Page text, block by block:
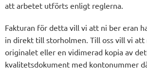
att arbetet utförts enligt reglerna.
Fakturan för detta vill vi att ni ber eran
in direkt till storholmen. Till oss vill vi att
originalet eller en vidimerad kopia av
kvalitetsdokument med kontonummer